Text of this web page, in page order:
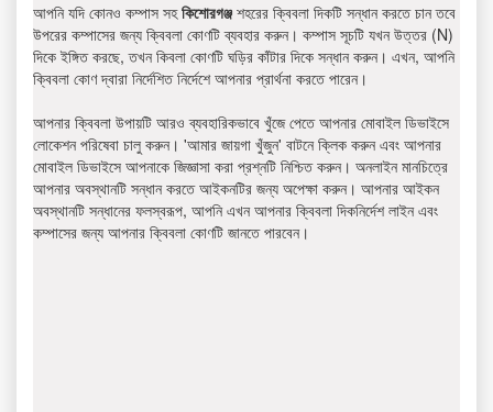
আপনি যদি কোনও কম্পাস সহকিশোরগঞ্জ শহরের ক্বিবলা দিকটি সন্ধান করতে চান তবে
উপরের কম্পাসের জন্য ক্বিবলা কোণটি ব্যবহার করুন। কম্পাস সূচটি যখন উত্তর (N)
দিকে ইঙ্গিত করছে, তখন কিবলা কোণটি ঘড়ির কাঁটার দিকে সন্ধান করুন। এখন, আপনি
ক্বিবলা কোণ দ্বারা নির্দেশিত নির্দেশে আপনার প্রার্থনা করতে পারেন।
আপনার ক্বিবলা উপায়টি আরও ব্যবহারিকভাবে খুঁজে পেতে আপনার মোবাইল ডিভাইসে
লোকেশন পরিষেবা চালু করুন। 'আমার জায়গা খুঁজুন' বাটনে ক্লিক করুন এবং আপনার
মোবাইল ডিভাইসে আপনাকে জিজ্ঞাসা করা প্রশ্নটি নিশ্চিত করুন। অনলাইন মানচিত্রে
আপনার অবস্থানটি সন্ধান করতে আইকনটির জন্য অপেক্ষা করুন। আপনার আইকন
অবস্থানটি সন্ধানের ফলস্বরূপ, আপনি এখন আপনার ক্বিবলা দিকনির্দেশ লাইন এবং
কম্পাসের জন্য আপনার ক্বিবলা কোণটি জানতে পারবেন।